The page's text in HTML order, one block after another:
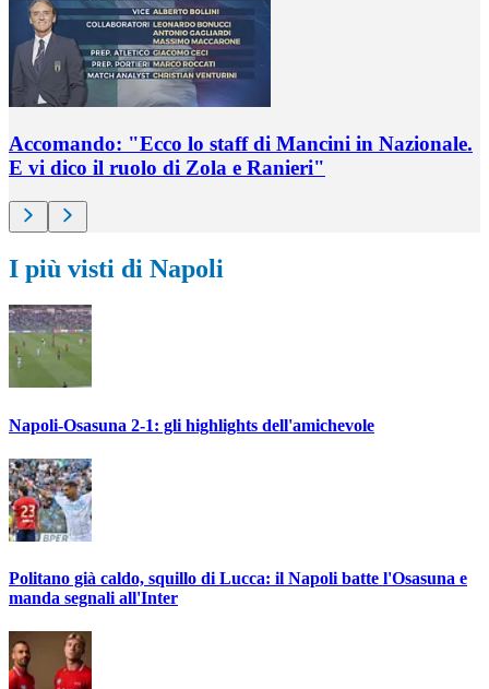
Accomando: "Ecco lo staff di Mancini in Nazionale.
E vi dico il ruolo di Zola e Ranieri"
I più visti di Napoli
Napoli-Osasuna 2-1: gli highlights dell'amichevole
Politano già caldo, squillo di Lucca: il Napoli batte l'Osasuna e
manda segnali all'Inter